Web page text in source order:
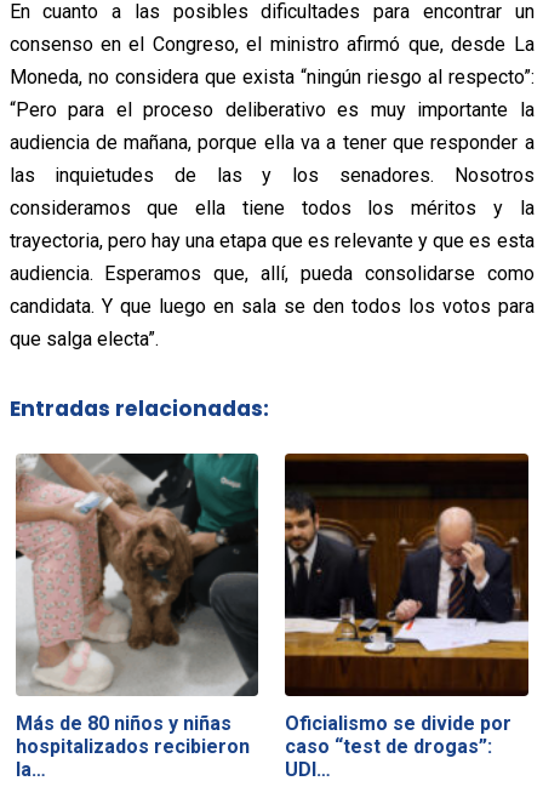
En cuanto a las posibles dificultades para encontrar un
consenso en el Congreso, el ministro afirmó que, desde La
Moneda, no considera que exista “ningún riesgo al respecto”:
“Pero para el proceso deliberativo es muy importante la
audiencia de mañana, porque ella va a tener que responder a
las inquietudes de las y los senadores. Nosotros
consideramos que ella tiene todos los méritos y la
trayectoria, pero hay una etapa que es relevante y que es esta
audiencia. Esperamos que, allí, pueda consolidarse como
candidata. Y que luego en sala se den todos los votos para
que salga electa”.
Entradas relacionadas:
Más de 80 niños y niñas
hospitalizados recibieron
la…
Oficialismo se divide por
caso “test de drogas”:
UDI…